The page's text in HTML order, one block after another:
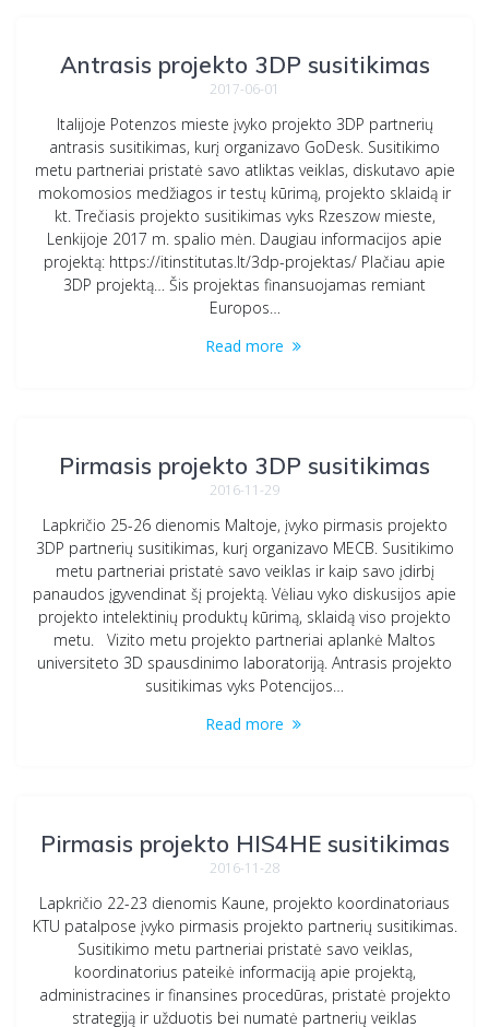
Antrasis projekto 3DP susitikimas
2017-06-01
Italijoje Potenzos mieste įvyko projekto 3DP partnerių
antrasis susitikimas, kurį organizavo GoDesk. Susitikimo
metu partneriai pristatė savo atliktas veiklas, diskutavo apie
mokomosios medžiagos ir testų kūrimą, projekto sklaidą ir
kt. Trečiasis projekto susitikimas vyks Rzeszow mieste,
Lenkijoje 2017 m. spalio mėn. Daugiau informacijos apie
projektą: https://itinstitutas.lt/3dp-projektas/ Plačiau apie
3DP projektą… Šis projektas finansuojamas remiant
Europos…
Read more
Pirmasis projekto 3DP susitikimas
2016-11-29
Lapkričio 25-26 dienomis Maltoje, įvyko pirmasis projekto
3DP partnerių susitikimas, kurį organizavo MECB. Susitikimo
metu partneriai pristatė savo veiklas ir kaip savo įdirbį
panaudos įgyvendinat šį projektą. Vėliau vyko diskusijos apie
projekto intelektinių produktų kūrimą, sklaidą viso projekto
metu. Vizito metu projekto partneriai aplankė Maltos
universiteto 3D spausdinimo laboratoriją. Antrasis projekto
susitikimas vyks Potencijos…
Read more
Pirmasis projekto HIS4HE susitikimas
2016-11-28
Lapkričio 22-23 dienomis Kaune, projekto koordinatoriaus
KTU patalpose įvyko pirmasis projekto partnerių susitikimas.
Susitikimo metu partneriai pristatė savo veiklas,
koordinatorius pateikė informaciją apie projektą,
administracines ir finansines procedūras, pristatė projekto
strategiją ir užduotis bei numatė partnerių veiklas